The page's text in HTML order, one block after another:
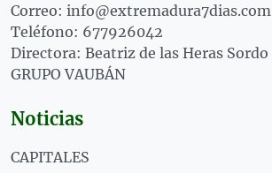
Correo: info@extremadura7dias.com
Teléfono: 677926042
Directora: Beatriz de las Heras Sordo
GRUPO VAUBÁN
Noticias
CAPITALES